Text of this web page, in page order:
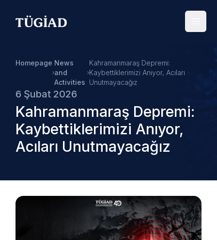
Your Company
Homepage News
and
Activities
Kahramanmaraş Depremi:
Kaybettiklerimizi Anıyor, Acıları
Unutmayacağız
6 Şubat 2026
Kahramanmaraş Depremi:
Kaybettiklerimizi Anıyor,
Acıları Unutmayacağız